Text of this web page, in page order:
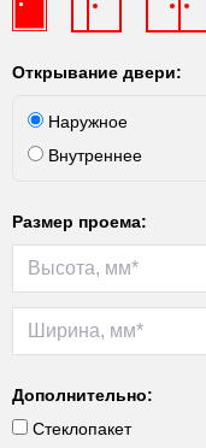
Открывание двери:
Наружное
Внутреннее
Размер проема:
Дополнительно:
Стеклопакет